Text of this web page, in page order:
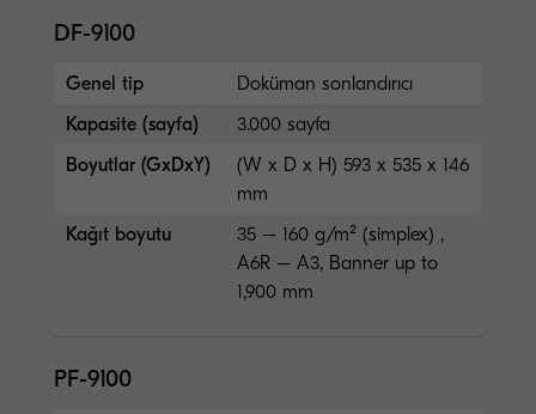
DF-9100
Genel tip
Doküman sonlandırıcı
Kapasite (sayfa)
3.000 sayfa
Boyutlar (GxDxY)
(W x D x H) 593 x 535 x 146
mm
Kağıt boyutu
35 – 160 g/m² (simplex) ,
A6R – A3, Banner up to
1,900 mm
PF-9100